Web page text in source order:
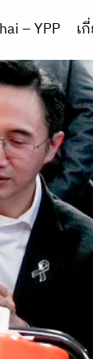
– YPP เ